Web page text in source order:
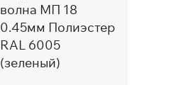
волна МП 18
0.45мм Полиэстер
RAL 6005
(зеленый)